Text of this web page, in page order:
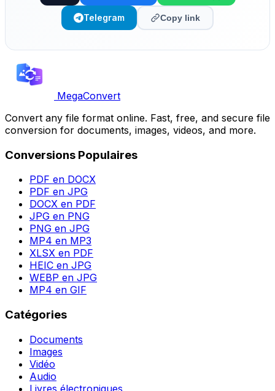
Telegram Copy link
MegaConvert
Convert any file format online. Fast, free, and secure file
conversion for documents, images, videos, and more.
Conversions Populaires
PDF en DOCX
PDF en JPG
DOCX en PDF
JPG en PNG
PNG en JPG
MP4 en MP3
XLSX en PDF
HEIC en JPG
WEBP en JPG
MP4 en GIF
Catégories
Documents
Images
Vidéo
Audio
Livres électroniques